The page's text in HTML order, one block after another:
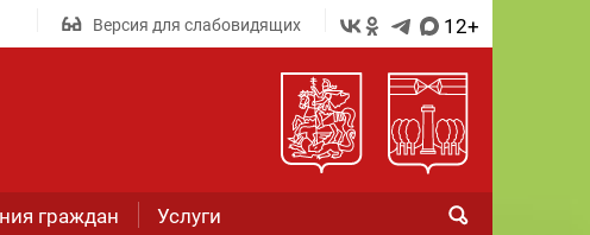
Версия для слабовидящих 12+
граждан Услуги